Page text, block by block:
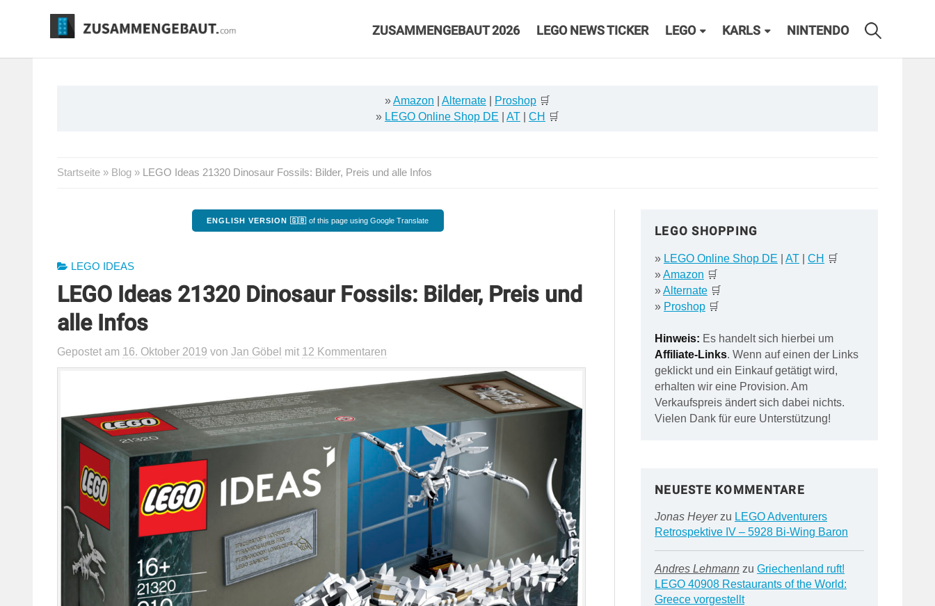
ZUSAMMENGEBAUT 2026 LEGO NEWS TICKER LEGO KARLS NINTENDO
»Amazon Alternate Proshop 🛒
» LEGO Online Shop DE AT CH 🛒
Startseite » Blog » LEGO Ideas 21320 Dinosaur Fossils: Bilder, Preis und alle Infos
ENGLISH VERSION 🇬🇧 of this page using Google Translate
LEGO IDEAS
LEGO Ideas 21320 Dinosaur Fossils: Bilder, Preis und
alle Infos
Gepostet am 16. Oktober 2019 von Jan Göbel mit 12 Kommentaren
LEGO SHOPPING
» LEGO Online Shop DE AT| CH 🛒
»Amazon 🛒
»Alternate🛒
» Proshop🛒
Hinweis: Es handelt sich hierbei um
Affiliate-Links. Wenn auf einen der Links
geklickt und ein Einkauf getätigt wird,
erhalten wir eine Provision. Am
Verkaufspreis ändert sich dabei nichts.
Vielen Dank für eure Unterstützung!
NEUESTE KOMMENTARE
Jonas Heyerzu LEGO Adventurers
Retrospektive IV – 5928 Bi-Wing Baron
Andres Lehmannzu Griechenland ruft!
LEGO 40908 Restaurants of the World:
Greece vorgestellt